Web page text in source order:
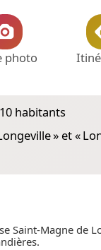
photo
habitants
» et «
Saint-Magne de